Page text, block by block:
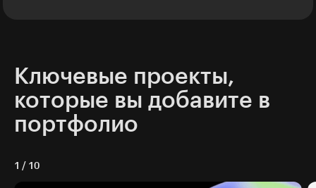
Ключевые проекты,
которые вы добавите в
портфолио
1 / 10